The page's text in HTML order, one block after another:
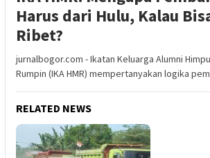
Harus dari Hulu, Kalau
Ribet?
jurnalbogor.com - Ikatan Keluarga Alumni
Rumpin (IKA HMR) mempertanyakan logika
RELATED NEWS